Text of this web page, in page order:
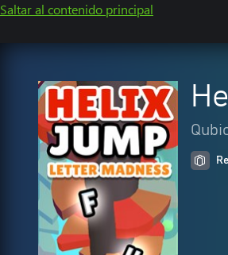
Saltar al contenido principal